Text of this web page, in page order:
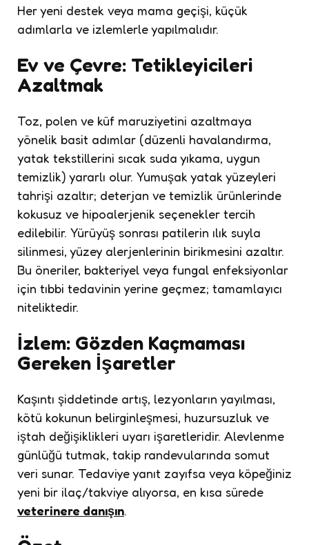
Her yeni destek veya mama geçişi, küçük
adımlarla ve izlemlerle yapılmalıdır.
Ev ve Çevre: Tetikleyicileri
Azaltmak
Toz, polen ve küf maruziyetini azaltmaya
yönelik basit adımlar (düzenli havalandırma,
yatak tekstillerini sıcak suda yıkama, uygun
temizlik) yararlı olur. Yumuşak yatak yüzeyleri
tahrişi azaltır; deterjan ve temizlik ürünlerinde
kokusuz ve hipoalerjenik seçenekler tercih
edilebilir. Yürüyüş sonrası patilerin ılık suyla
silinmesi, yüzey alerjenlerinin birikmesini azaltır.
Bu öneriler, bakteriyel veya fungal enfeksiyonlar
için tıbbi tedavinin yerine geçmez; tamamlayıcı
niteliktedir.
İzlem: Gözden Kaçmaması
Gereken İşaretler
Kaşıntı şiddetinde artış, lezyonların yayılması,
kötü kokunun belirginleşmesi, huzursuzluk ve
iştah değişiklikleri uyarı işaretleridir. Alevlenme
günlüğü tutmak, takip randevularında somut
veri sunar. Tedaviye yanıt zayıfsa veya köpeğiniz
yeni bir ilaç/takviye alıyorsa, en kısa sürede
veterinere danışın.